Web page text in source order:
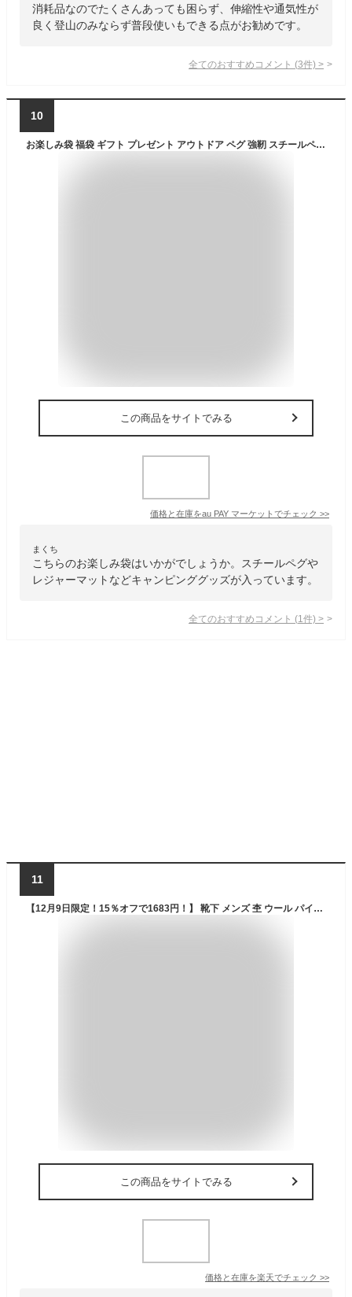
消耗品なのでたくさんあっても困らず、伸縮性や通気性が
良く登山のみならず普段使いもできる点がお勧めです。
全てのおすすめコメント (3件) >
10
お楽しみ袋 福袋 ギフト プレゼント アウトドア ペグ 強靭 スチールペグ キャンプマット レジャーマット 寝袋 ペグハンマー ペグケース
この商品をサイトでみる
価格と在庫をau PAY マーケット でチェック >>
まくち
こちらのお楽しみ袋はいかがでしょうか。スチールペグや
レジャーマットなどキャンピンググッズが入っています。
全てのおすすめコメント (1 件) >
11
【12月9日限定！15％オフで1683円！】 靴下 メンズ 杢 ウール パイル ソックス 暖かい 防寒 抗菌防臭 吸汗速乾 厚手 あったか おしゃれ ギフト プレゼント クルー 秋 冬 春 ルームソックス アウトドア 登山 カジュアル 無地 5足組 25～28cm
この商品をサイトでみる
価格と在庫を楽天でチェック >>